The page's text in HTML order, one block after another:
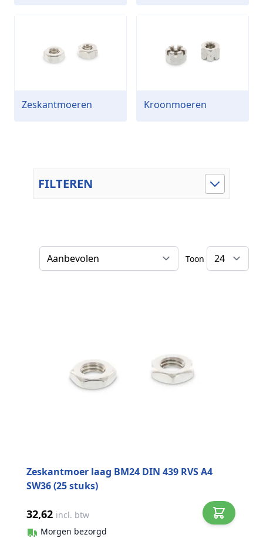
Zeskantmoeren Kroonmoeren
FILTEREN
Sorteer op
Toon
Zeskantmoer laag BM24 DIN 439 RVS A4
SW36 (25 stuks)
32,62 incl. btw
Morgen bezorgd